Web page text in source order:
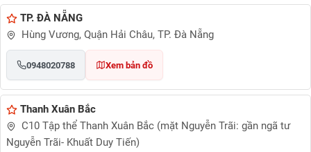
TP. ĐÀ NẴNG
Hùng Vương, Quận Hải Châu, TP. Đà Nẵng
0948020788 Xem bản đồ
Thanh Xuân Bắc
C10 Tập thể Thanh Xuân Bắc (mặt Nguyễn Trãi: gần ngã tư
Nguyễn Trãi- Khuất Duy Tiến)